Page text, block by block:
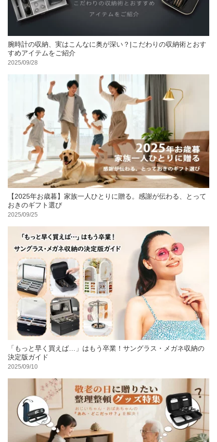
腕時計の収納、実はこんなに奥が深い？|こだわりの収納術とおす
すめアイテムをご紹介
2025/09/28
【2025年お歳暮】家族一人ひとりに贈る。感謝が伝わる、とって
おきのギフト選び
2025/09/25
「もっと早く買えば…」はもう卒業！サングラス・メガネ収納の
決定版ガイド
2025/09/10